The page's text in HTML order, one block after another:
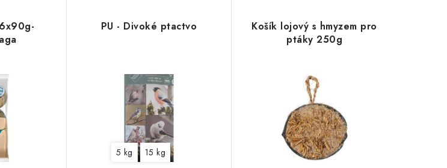
PU - Divoké ptactvo
5 kg 15 kg
Košík lojový s hmyzem pro
ptáky 250g